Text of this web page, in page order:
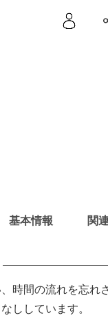
基本情報 関
時間の流れを忘れ
ししています。